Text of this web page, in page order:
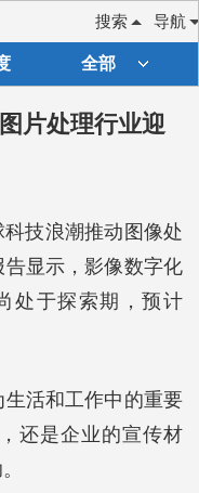
导航
搜索
全部
片处理行业迎
技浪潮推动图像处
显示，影像数字化
处于探索期，预计
活和工作中的重要
还是企业的宣传材